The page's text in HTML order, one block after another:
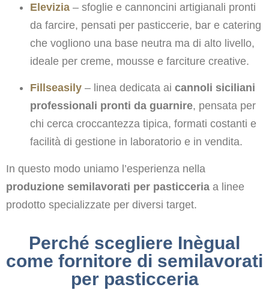
Elevizia – sfoglie e cannoncini artigianali pronti
da farcire, pensati per pasticcerie, bar e catering
che vogliono una base neutra ma di alto livello,
ideale per creme, mousse e farciture creative.
Fillseasily – linea dedicata ai cannoli siciliani
professionali pronti da guarnire, pensata per
chi cerca croccantezza tipica, formati costanti e
facilità di gestione in laboratorio e in vendita.
In questo modo uniamo l’esperienza nella
produzione semilavorati per pasticceria a linee
prodotto specializzate per diversi target.
Perché scegliere Inègual
come fornitore di semilavorati
per pasticceria